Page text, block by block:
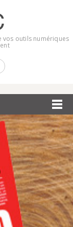
outils numériques